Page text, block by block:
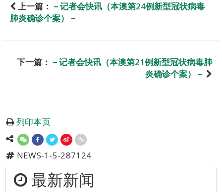
上一篇： －记者会快讯（本澳第24例新型冠状病毒
肺炎确诊个案）－
下一篇： －记者会快讯（本澳第21例新型冠状病毒肺
炎确诊个案）－
列印本页
NEWS-1-5-287124
最新新闻